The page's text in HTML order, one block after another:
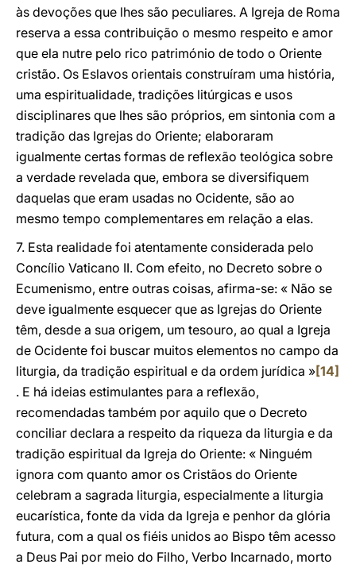
às devoções que lhes são peculiares. A Igreja de Roma
reserva a essa contribuição o mesmo respeito e amor
que ela nutre pelo rico património de todo o Oriente
cristão. Os Eslavos orientais construíram uma história,
uma espiritualidade, tradições litúrgicas e usos
disciplinares que lhes são próprios, em sintonia com a
tradição das Igrejas do Oriente; elaboraram
igualmente certas formas de reflexão teológica sobre
a verdade revelada que, embora se diversifiquem
daquelas que eram usadas no Ocidente, são ao
mesmo tempo complementares em relação a elas.
7. Esta realidade foi atentamente considerada pelo
Concílio Vaticano II. Com efeito, no Decreto sobre o
Ecumenismo, entre outras coisas, afirma-se: « Não se
deve igualmente esquecer que as Igrejas do Oriente
têm, desde a sua origem, um tesouro, ao qual a Igreja
de Ocidente foi buscar muitos elementos no campo da
liturgia, da tradição espiritual e da ordem jurídica »[14]
. E há ideias estimulantes para a reflexão,
recomendadas também por aquilo que o Decreto
conciliar declara a respeito da riqueza da liturgia e da
tradição espiritual da Igreja do Oriente: « Ninguém
ignora com quanto amor os Cristãos do Oriente
celebram a sagrada liturgia, especialmente a liturgia
eucarística, fonte da vida da Igreja e penhor da glória
futura, com a qual os fiéis unidos ao Bispo têm acesso
a Deus Pai por meio do Filho, Verbo Incarnado, morto